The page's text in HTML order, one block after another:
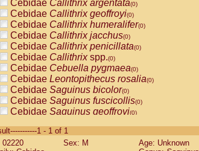
Cebidae Callithrix argentata(0)
Cebidae Callithrix geoffroyi(0)
Cebidae Callithrix humeralifer(0)
Cebidae Callithrix jacchus(0)
Cebidae Callithrix penicillata(0)
Cebidae Callithrixspp.(0)
Cebidae Cebuella pygmaea(0)
Cebidae Leontopithecus rosalia(0)
Cebidae Saguinus bicolor(0)
Cebidae Saguinus fuscicollis(0)
Cebidae Saguinus geoffroyi(0)
CebidaeSaguinus labiatus(0)
Cebidae Saguinus leucopus (0)
1 - 1 of 1
02220
Sex: M
Age: Unknown